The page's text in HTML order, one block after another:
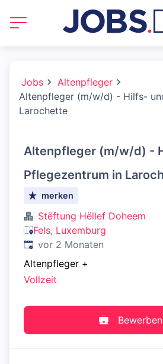
Jobs
Altenpfleger
Altenpfleger (m/w/d) - Hilfs-
Larochette
Altenpfleger (m/w/d) -
Pflegezentrum in
merken
Stëftung Hëllef Doheem
Fels, Luxemburg
Veröffentlicht:
vor 2 Monaten
Altenpfleger +
Vollzeit
Bewerben